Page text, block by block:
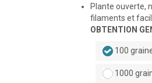
Plante ouverte,
filaments et
OBTENTION
100
1000